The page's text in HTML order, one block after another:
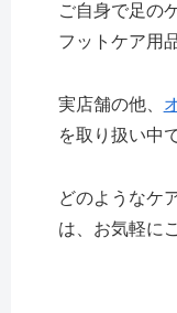
ご自身で足の
フットケア用
実店舗の他、
を取り扱い中
どのようなケ
は、お気軽に